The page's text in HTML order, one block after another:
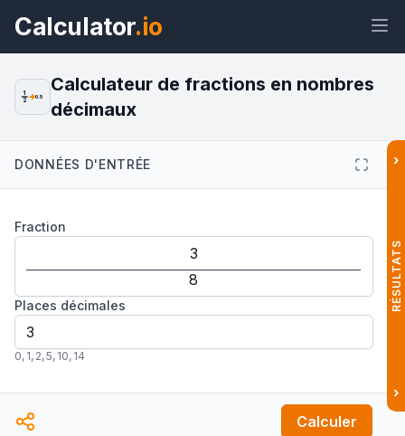
Calculator.io
1
2
0.5
Calculateur de fractions en nombres
décimaux
DONNÉES D'ENTRÉE
Fraction
Places décimales
0, 1, 2,5, 10, 14
Calculer
›
RÉSULTATS
›